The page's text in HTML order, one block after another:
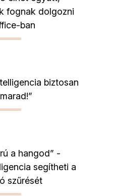
fognak dolgozni
ban
biztosan
a hangod” -
segítheti a
szűrését